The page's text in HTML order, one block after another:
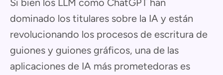
Si bien los LLM como ChatGPT han
dominado los titulares sobre la IA y están
revolucionando los procesos de escritura de
guiones y guiones gráficos, una de las
aplicaciones de IA más prometedoras es